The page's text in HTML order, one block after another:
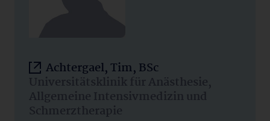
Achtergael, Tim, BSc
Universitätsklinik für Anästhesie,
Allgemeine Intensivmedizin und
Schmerztherapie